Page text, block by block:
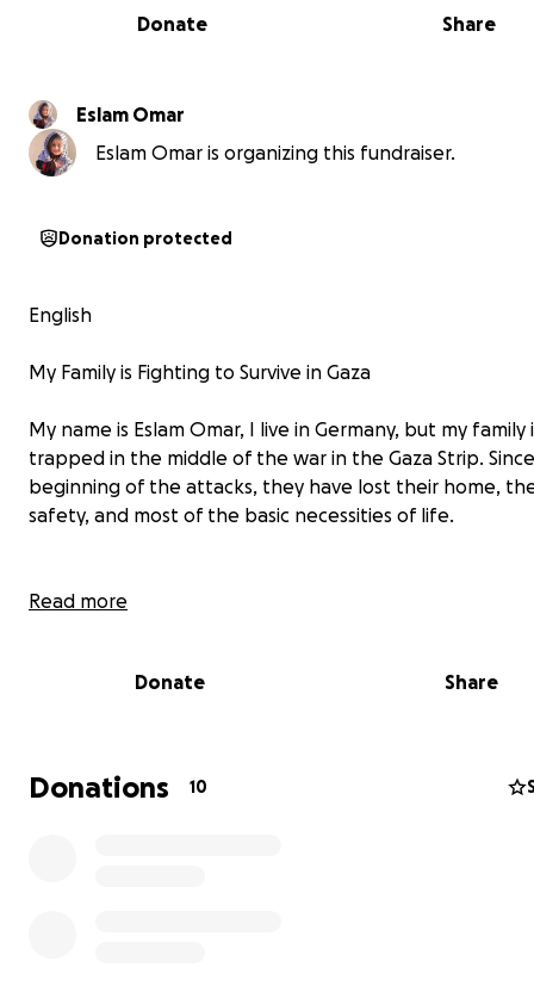
0% complete
Share
Donate
Eslam Omar
Eslam Omar is organizing this fundraiser.
Donation protected
English
My Family is Fighting to Survive in Gaza
My name is Eslam Omar, I live in Germany, but my family
trapped in the middle of the war in the Gaza Strip.
beginning of the attacks, they have lost their home,
safety, and most of the basic necessities of life.
Read more
Donate Share
Donations 10